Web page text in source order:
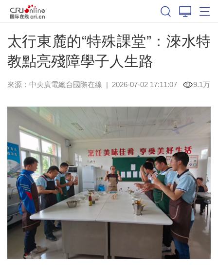
太行東麓的“特殊課堂”：淶水特
教點亮殘障學子人生路
來源：中央廣電總台國際在線 | 2026-07-02 17:11:07 9.1万